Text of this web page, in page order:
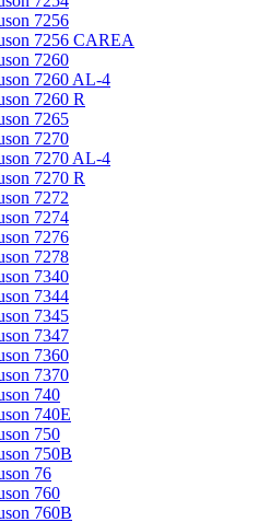
7256
7256 CAREA
7260
7260 AL-4
7260 R
7265
7270
7270 AL-4
7270 R
7272
7274
7276
7278
7340
7344
7345
7347
7360
7370
740
740E
750
750B
76
760
760B